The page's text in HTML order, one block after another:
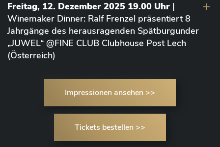
Freitag, 12. Dezember 2025 19.00 Uhr |
Winemaker Dinner: Ralf Frenzel präsentiert 8
Jahrgänge des herausragenden Spätburgunder
„JUWEL“ @FINE CLUB Clubhouse Post Lech
(Österreich)
Impressionen ansehen >>
Tickets bestellen >>